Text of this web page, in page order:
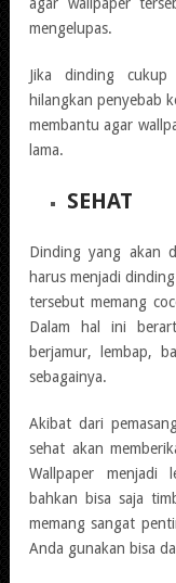
mengelupas.
Jika dinding cukup
hilangkan penyebab
membantu agar
lama.
SEHAT
Dinding yang akan
harus menjadi
tersebut memang
Dalam hal ini
berjamur, lembap,
sebagainya.
Akibat dari
sehat akan
Wallpaper menjadi
bahkan bisa saja
memang sangat
Anda gunakan bisa